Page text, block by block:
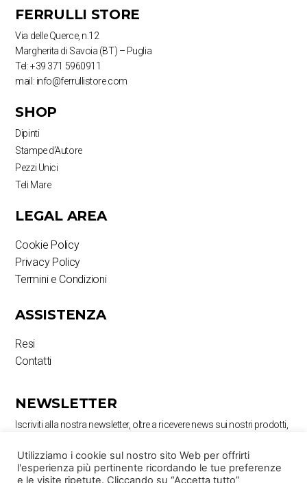
FERRULLI STORE
Via delle Querce, n.12
Margherita di Savoia (BT) – Puglia
Tel: +39 371 5960911
mail: info@ferrullistore.com
SHOP
Dipinti
Stampe d’Autore
Pezzi Unici
Teli Mare
LEGAL AREA
Cookie Policy
Privacy Policy
Termini e Condizioni
ASSISTENZA
Resi
Contatti
NEWSLETTER
Iscriviti alla nostra newsletter, oltre a ricevere news sui nostri prodotti,
Utilizziamo i cookie sul nostro sito Web per offrirti
l'esperienza più pertinente ricordando le tue preferenze
e le visite ripetute. Cliccando su “Accetta tutto”